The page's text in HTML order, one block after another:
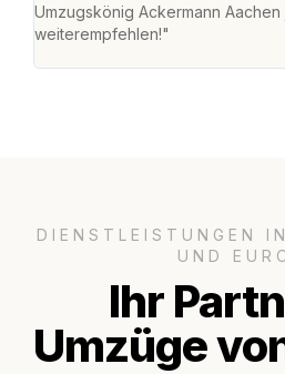
Umzugskönig Ackermann
weiterempfehlen!"
DIENSTLEISTUNGEN
UND
Ihr
Umzüge